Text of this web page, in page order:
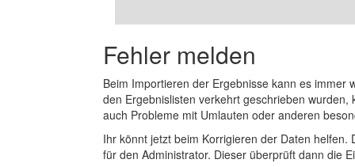
Fehler melden
Beim Importieren der Ergebnisse kann es
den Ergebnislisten verkehrt geschrieben
auch Probleme mit Umlauten oder anderen
Ihr könnt jetzt beim Korrigieren der Daten
für den Administrator. Dieser überprüft dann die